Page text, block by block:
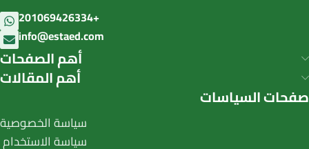
201069426334+
info@estaed.com
أهم الصفحات
أهم المقالات
صفحات السياسات
سياسة الخصوصية
سياسة الاستخدام